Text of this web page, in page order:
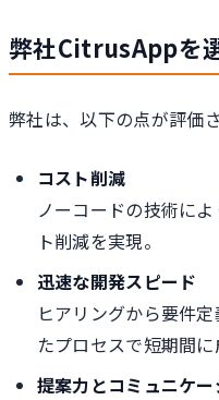
弊社CitrusAppを
弊社は、以下の点が評価
コスト削減
ノーコードの技術に
ト削減を実現。
迅速な開発スピード
ヒアリングから要件
たプロセスで短期間に
提案力とコミュニケー